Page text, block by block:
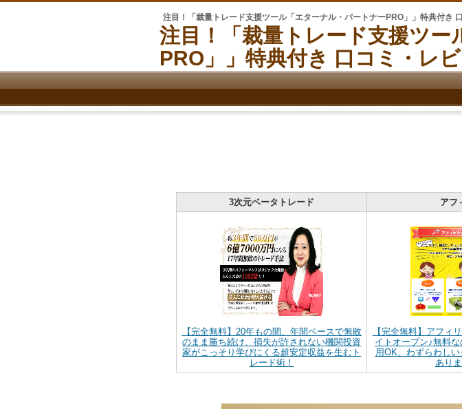
注目！「裁量トレード支援ツール「エターナル・パートナーPRO」」特典付き
注目！「裁量トレード支援ツ
PRO」」特典付き 口コミ・レ
3次元ベータトレード アフ
【完全無料】20年もの間、年間ベースで無敗
のまま勝ち続け、損失が許されない機関投資
家がこっそり学びにくる超安定収益を生むト
レード術！
【完全無料】アフィ
イトオープン♪無料
用OK、わずらわし
ありま